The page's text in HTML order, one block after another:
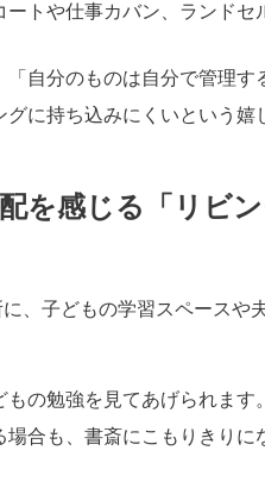
トや仕事カバン、ランドセ
自分のものは自分で管理す
に持ち込みにくいという嬉
を感じる「リビ
、子どもの学習スペースや
の勉強を見てあげられます。
合も、書斎にこもりきり